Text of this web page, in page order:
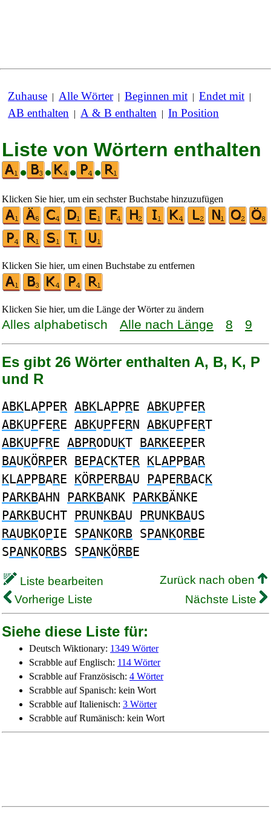
Zuhause | Alle Wörter| Beginnen mit | Endet mit |
AB enthalten | A & B enthalten | In Position
Liste von Wörtern enthalten
•
• • •
Klicken Sie hier, um ein sechster Buchstabe hinzuzufügen
Klicken Sie hier, um einen Buchstabe zu entfernen
Klicken Sie hier, um die Länge der Wörter zu ändern
Alles alphabetisch Alle nach Länge 8 9
Es gibt 26 Wörter enthalten A, B, K, P
und R
ABKLAPPER ABKLAPPRE ABKUPFER
ABKUPFERE ABKUPFERN ABKUPFERT
ABKUPFRE ABPRODUKT BARKEEPER
BAUKÖRPER BEPACKTER KLAPPBAR
KLAPPBARE KÖRPERBAU PAPERBACK
PARKBAHN PARKBANK PARKBÄNKE
PARKBUCHT PRUNKBAU PRUNKBAUS
RAUBKOPIE SPANKORB SPANKORBE
SPANKORBS SPANKÖRBE
Liste bearbeiten
Zurück nach oben
Vorherige Liste
Nächste Liste
Siehe diese Liste für:
Deutsch Wiktionary: 1349 Wörter
Scrabble auf Englisch: 114 Wörter
Scrabble auf Französisch: 4 Wörter
Scrabble auf Spanisch: kein Wort
Scrabble auf Italienisch: 3 Wörter
Scrabble auf Rumänisch: kein Wort